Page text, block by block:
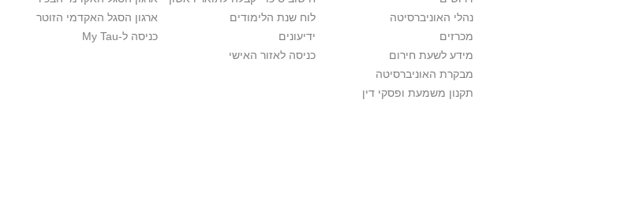
נהלי האוניברסיטה
מכרזים
מידע לשעת חירום
מבקרת האוניברסיטה
תקנון משמעת ופסקי דין
לוח שנת הלימודים
ידיעונים
כניסה לאזור האישי
ארגון הסגל האקדמי הזוטר
כניסה ל-My Tau